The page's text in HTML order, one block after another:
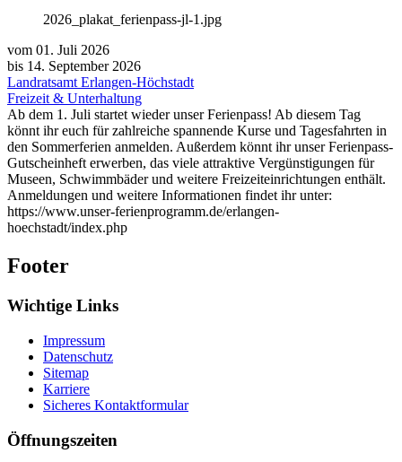
2026_plakat_ferienpass-jl-1.jpg
vom 01. Juli 2026
bis 14. September 2026
Landratsamt Erlangen-Höchstadt
Freizeit & Unterhaltung
Ab dem 1. Juli startet wieder unser Ferienpass! Ab diesem Tag
könnt ihr euch für zahlreiche spannende Kurse und Tagesfahrten in
den Sommerferien anmelden. Außerdem könnt ihr unser Ferienpass-
Gutscheinheft erwerben, das viele attraktive Vergünstigungen für
Museen, Schwimmbäder und weitere Freizeiteinrichtungen enthält.
Anmeldungen und weitere Informationen findet ihr unter:
https://www.unser-ferienprogramm.de/erlangen-
hoechstadt/index.php
Footer
Wichtige Links
Impressum
Datenschutz
Sitemap
Karriere
Sicheres Kontaktformular
Öffnungszeiten